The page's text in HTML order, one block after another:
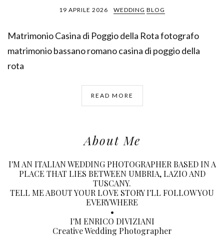
19 APRILE 2026 WEDDING BLOG
Matrimonio Casina di Poggio della Rota fotografo
matrimonio bassano romano casina di poggio della
rota
READ MORE
About Me
I'M AN ITALIAN WEDDING PHOTOGRAPHER BASED IN A
PLACE THAT LIES BETWEEN UMBRIA, LAZIO AND
TUSCANY.
TELL ME ABOUT YOUR LOVE STORY I'LL FOLLOW YOU
EVERYWHERE
•
I'M ENRICO DIVIZIANI
Creative Wedding Photographer